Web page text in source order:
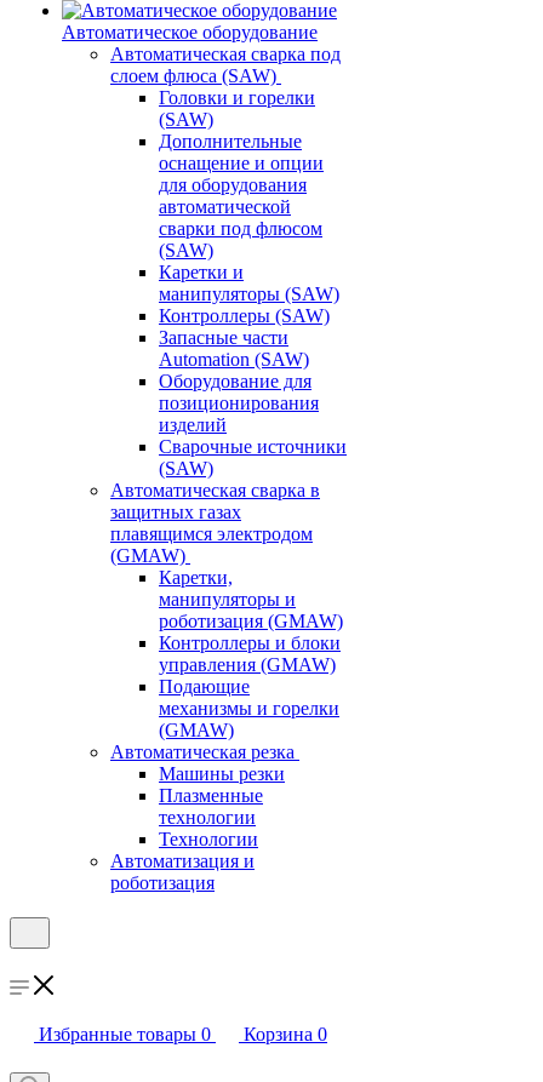
Автоматическое оборудование
Автоматическая сварка под
слоем флюса (SAW)
Головки и горелки
(SAW)
Дополнительные
оснащение и опции
для оборудования
автоматической
сварки под флюсом
(SAW)
Каретки и
манипуляторы (SAW)
Контроллеры (SAW)
Запасные части
Automation (SAW)
Оборудование для
позиционирования
изделий
Сварочные источники
(SAW)
Автоматическая сварка в
защитных газах
плавящимся электродом
(GMAW)
Каретки,
манипуляторы и
роботизация (GMAW)
Контроллеры и блоки
управления (GMAW)
Подающие
механизмы и горелки
(GMAW)
Автоматическая резка
Машины резки
Плазменные
технологии
Технологии
Автоматизация и
роботизация
Избранные товары 0 Корзина 0